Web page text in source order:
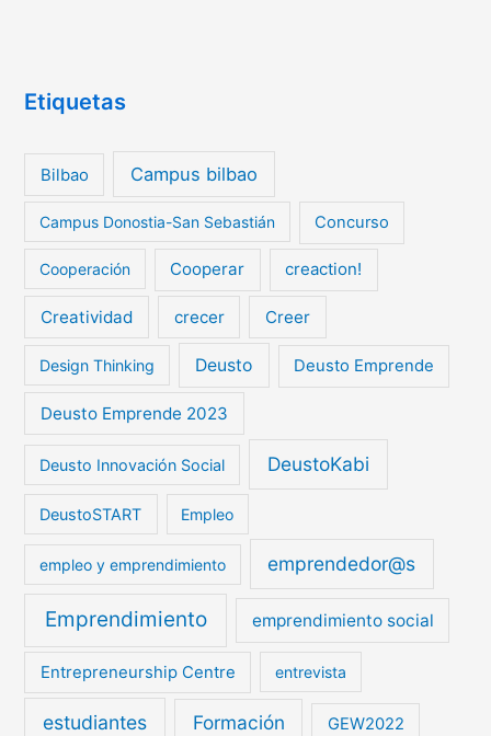
Etiquetas
Bilbao Campus bilbao
Campus Donostia-San Sebastián Concurso
Cooperación Cooperar creaction!
Creatividad crecer Creer
Design Thinking Deusto Deusto Emprende
Deusto Emprende 2023
Deusto Innovación Social DeustoKabi
DeustoSTART Empleo
empleo y emprendimiento emprendedor@s
Emprendimiento emprendimiento social
Entrepreneurship Centre entrevista
estudiantes Formación GEW2022